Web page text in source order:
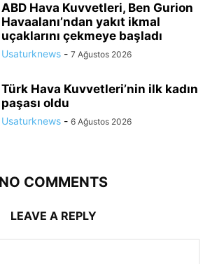
ABD Hava Kuvvetleri, Ben Gurion
Havaalanı’ndan yakıt ikmal
uçaklarını çekmeye başladı
Usaturknews - 7 Ağustos 2026
Türk Hava Kuvvetleri’nin ilk kadın
paşası oldu
Usaturknews - 6 Ağustos 2026
NO COMMENTS
LEAVE A REPLY